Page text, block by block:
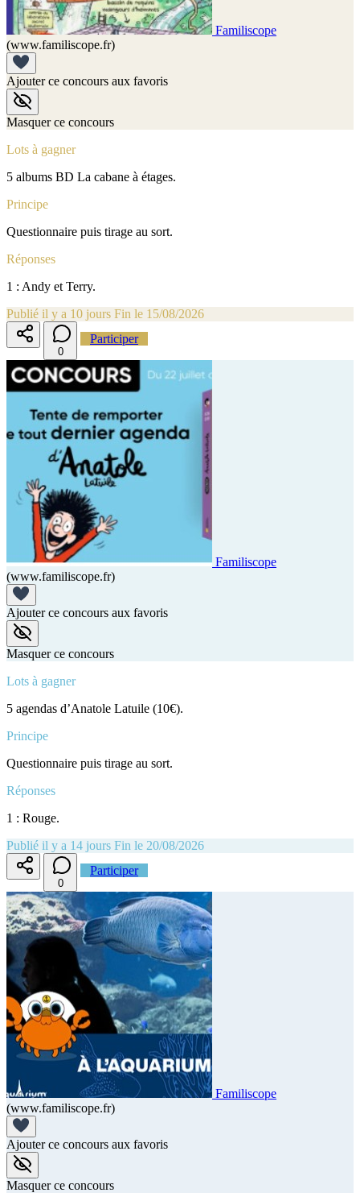
Familiscope
(www.familiscope.fr)
Ajouter ce concours aux favoris
Masquer ce concours
Lots à gagner
5 albums BD La cabane à étages.
Principe
Questionnaire puis tirage au sort.
Réponses
1 : Andy et Terry.
Publié il y a 10 jours Fin le 15/08/2026
0
Participer
Familiscope
(www.familiscope.fr)
Ajouter ce concours aux favoris
Masquer ce concours
Lots à gagner
5 agendas d’Anatole Latuile (10€).
Principe
Questionnaire puis tirage au sort.
Réponses
1 : Rouge.
Publié il y a 14 jours Fin le 20/08/2026
0
Participer
Familiscope
(www.familiscope.fr)
Ajouter ce concours aux favoris
Masquer ce concours